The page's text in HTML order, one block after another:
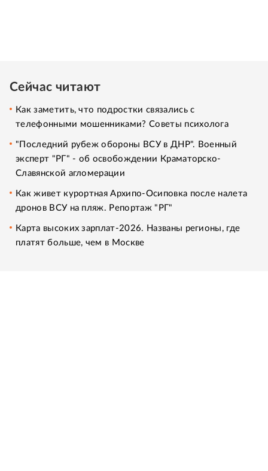
Сейчас читают
Как заметить, что подростки связались с
телефонными мошенниками? Советы психолога
"Последний рубеж обороны ВСУ в ДНР". Военный
эксперт "РГ" - об освобождении Краматорско-
Славянской агломерации
Как живет курортная Архипо-Осиповка после налета
дронов ВСУ на пляж. Репортаж "РГ"
Карта высоких зарплат-2026. Названы регионы, где
платят больше, чем в Москве